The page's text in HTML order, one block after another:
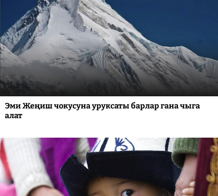
Эми Жеңиш чокусуна уруксаты барлар гана чыга
алат